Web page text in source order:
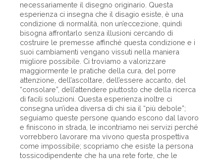
necessariamente il disegno originario. Questa
esperienza ci insegna che il disagio esiste, è una
condizione di normalità, non un’eccezione, quindi
bisogna affrontarlo senza illusioni cercando di
costruire le premesse affinché questa condizione e i
suoi cambiamenti vengano vissuti nella maniera
migliore possibile. Ci troviamo a valorizzare
maggiormente le pratiche della cura, del porre
attenzione, dell’ascoltare, dell’essere accanto, del
“consolare”, dell’attendere piuttosto che della ricerca
di facili soluzioni. Questa esperienza inoltre ci
consegna un’idea diversa di chi sia il “più debole”;
seguiamo queste persone quando escono dal lavoro
e finiscono in strada, le incontriamo nei servizi perché
vorrebbero lavorare ma vivono questa prospettiva
come impossibile; scopriamo che esiste la persona
tossicodipendente che ha una rete forte, che le